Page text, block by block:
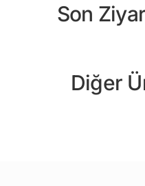
Son
Diğer